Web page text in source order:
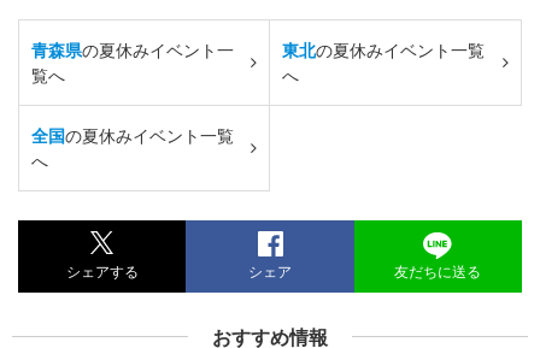
青森県の夏休みイベント一
覧へ
東北の夏休みイベント一覧
へ
全国の夏休みイベント一覧
へ
シェアする シェア 友だちに送る
おすすめ情報